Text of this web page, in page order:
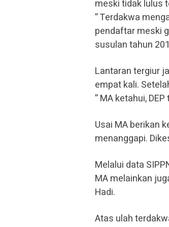
meski tidak lulus
” Terdakwa
pendaftar meski
susulan tahun
Lantaran tergiur
empat kali.
” MA ketahui,
Usai MA berikan
menanggapi.
Melalui data
MA melainkan
Hadi.
Atas ulah